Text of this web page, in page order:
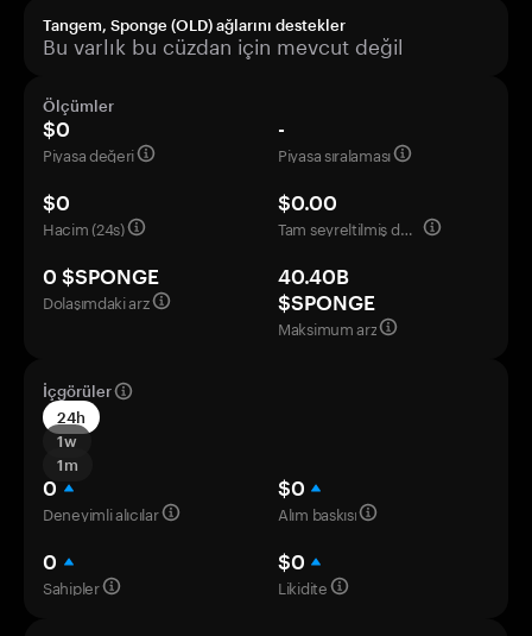
Tangem, Sponge (OLD) ağlarını destekler
Bu varlık bu cüzdan için mevcut değil
Ölçümler
$0
Piyasa değeri
-
Piyasa sıralaması
$0
Hacim (24s)
$0.00
Tam seyreltilmiş değerleme
0 $SPONGE
Dolaşımdaki arz
40.40B
$SPONGE
Maksimum arz
İçgörüler
24h
1w
1m
0
Deneyimli alıcılar
$0
Alım baskısı
0
Sahipler
$0
Likidite